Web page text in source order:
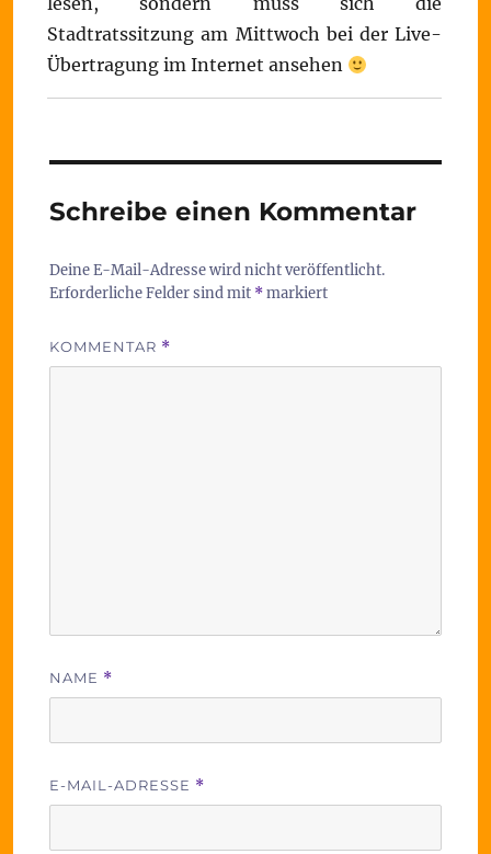
Stadtratssitzung am Mittwoch bei der Live-
Übertragung im Internet ansehen
Schreibe einen Kommentar
Deine E-Mail-Adresse wird nicht veröffentlicht.
Erforderliche Felder sind mit *markiert
KOMMENTAR *
NAME *
E-MAIL-ADRESSE *